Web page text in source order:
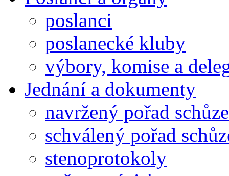
poslanci
poslanecké kluby
výbory, komise a
Jednání a dokumenty
navržený pořad schůze
schválený pořad
stenoprotokoly